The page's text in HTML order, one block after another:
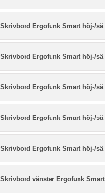
Skrivbord Ergofunk Smart höj-/sä
Skrivbord Ergofunk Smart höj-/sä
Skrivbord Ergofunk Smart höj-/sä
Skrivbord Ergofunk Smart höj-/sä
Skrivbord Ergofunk Smart höj-/sä
Skrivbord vänster Ergofunk Smart